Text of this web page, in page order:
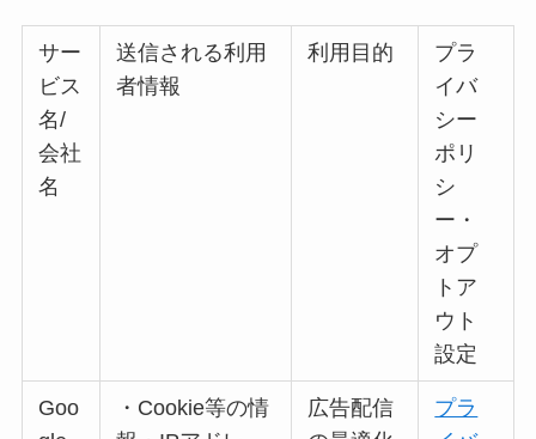
サー
ビス
名/
会社
名
送信される利用
者情報
利用目的
プラ
イバ
シー
ポリ
シ
ー・
オプ
トア
ウト
設定
Goo
・Cookie等の情
広告配信
プラ